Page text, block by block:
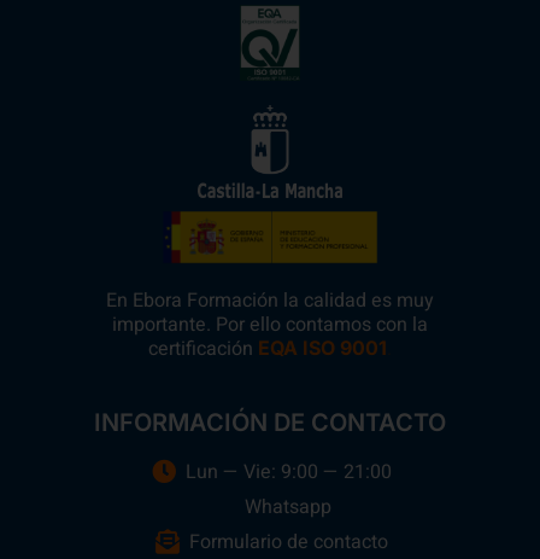
En Ebora Formación la calidad es muy
importante. Por ello contamos con la
certificación EQA ISO 9001
INFORMACIÓN DE CONTACTO
Lun — Vie: 9:00 — 21:00
Whatsapp
Formulario de contacto